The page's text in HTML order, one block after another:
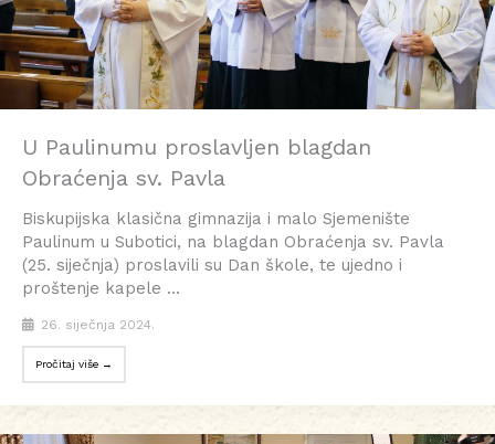
U Paulinumu proslavljen blagdan
Obraćenja sv. Pavla
Biskupijska klasična gimnazija i malo Sjemenište
Paulinum u Subotici, na blagdan Obraćenja sv. Pavla
(25. siječnja) proslavili su Dan škole, te ujedno i
proštenje kapele ...
26. siječnja 2024.
Pročitaj više →